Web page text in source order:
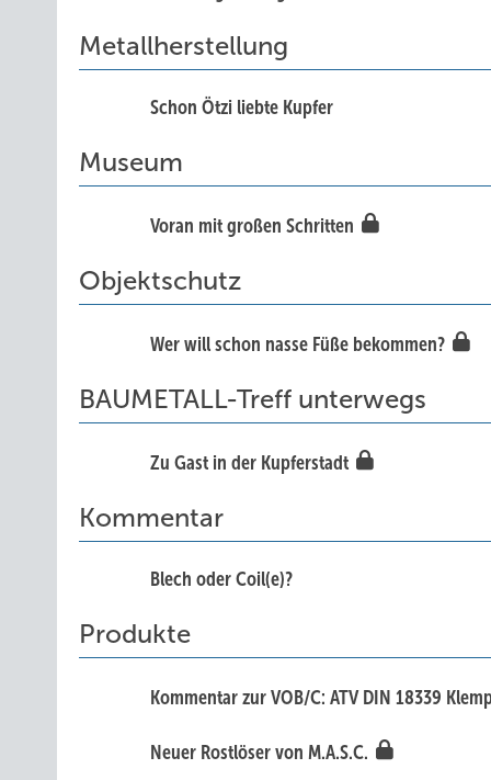
Metallherstellung
Schon Ötzi liebte Kupfer
Museum
Voran mit großen Schritten
Objektschutz
Wer will schon nasse Füße bekommen?
BAUMETALL-Treff unterwegs
Zu Gast in der Kupferstadt
Kommentar
Blech oder Coil(e)?
Produkte
Kommentar zur VOB/C: ATV DIN 18339
Neuer Rostlöser von M.A.S.C.